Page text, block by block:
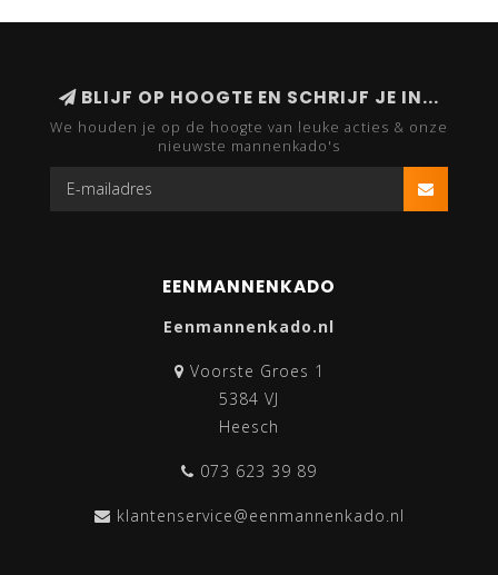
BLIJF OP HOOGTE EN SCHRIJF JE IN...
We houden je op de hoogte van leuke acties & onze
nieuwste mannenkado's
EENMANNENKADO
Eenmannenkado.nl
Voorste Groes 1
5384 VJ
Heesch
073 623 39 89
klantenservice@eenmannenkado.nl